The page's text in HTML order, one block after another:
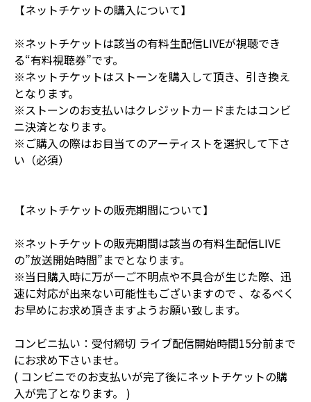
【ネットチケットの購入について】
※ネットチケットは該当の有料生配信LIVEが視聴でき
る“有料視聴券”です。
※ネットチケットはストーンを購入して頂き、引き換え
となります。
※ストーンのお支払いはクレジットカードまたはコンビ
ニ決済となります。
※ご購入の際はお目当てのアーティストを選択して下さ
い（必須）
【ネットチケットの販売期間について】
※ネットチケットの販売期間は該当の有料生配信LIVE
の”放送開始時間”までとなります。
※当日購入時に万が一ご不明点や不具合が生じた際、迅
速に対応が出来ない可能性もございますので 、なるべく
お早めにお求め頂きますようお願い致します。
コンビニ払い：受付締切 ライブ配信開始時間15分前まで
にお求め下さいませ。
( コンビニでのお支払いが完了後にネットチケットの購
入が完了となります。 )